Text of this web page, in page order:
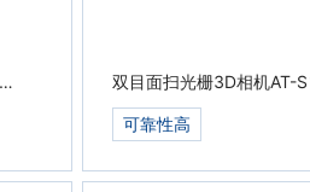
双目面扫光栅3D相机AT-
01C-H
可靠性高